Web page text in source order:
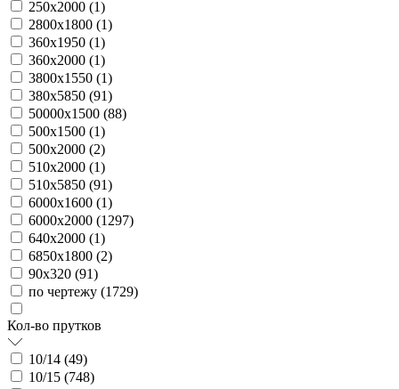
250х2000 (1)
2800х1800 (1)
360х1950 (1)
360х2000 (1)
3800х1550 (1)
380х5850 (91)
50000х1500 (88)
500х1500 (1)
500х2000 (2)
510х2000 (1)
510х5850 (91)
6000х1600 (1)
6000х2000 (1297)
640х2000 (1)
6850х1800 (2)
90х320 (91)
по чертежу (1729)
Кол-во прутков
10/14 (49)
10/15 (748)